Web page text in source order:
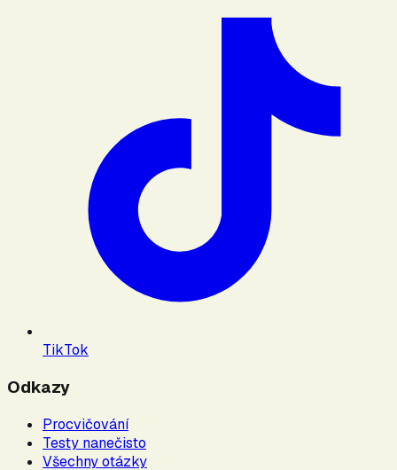
TikTok
Odkazy
Procvičování
Testy nanečisto
Všechny otázky